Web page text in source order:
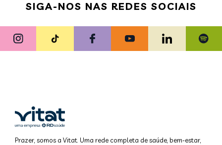
SIGA-NOS NAS REDES SOCIAIS
Prazer, somos a Vitat. Uma rede completa de saúde, bem-estar,